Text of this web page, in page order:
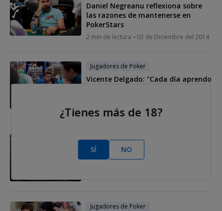
Daniel Negreanu reflexiona sobre
las razones de mantenerse en
PokerStars
2 min de lectura 03 de Diciembre del 2014
Jugadores de Poker
Vicente Delgado: "Cada día aprendo
2014
Jugadores de Poker
Pete Chen nombrado Jugador del
Año en Asia
Jugadores de Poker
¿Tienes más de 18?
SÍ NO